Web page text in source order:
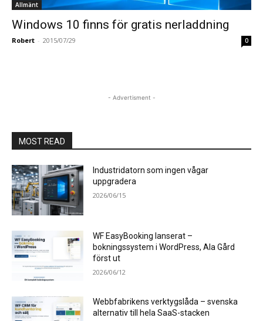
Allmänt
Windows 10 finns för gratis nerladdning
Robert - 2015/07/29 0
- Advertisment -
MOST READ
Industridatorn som ingen vågar
uppgradera
2026/06/15
WF EasyBooking lanserat –
bokningssystem i WordPress, Ala Gård
först ut
2026/06/12
Webbfabrikens verktygslåda – svenska
alternativ till hela SaaS-stacken